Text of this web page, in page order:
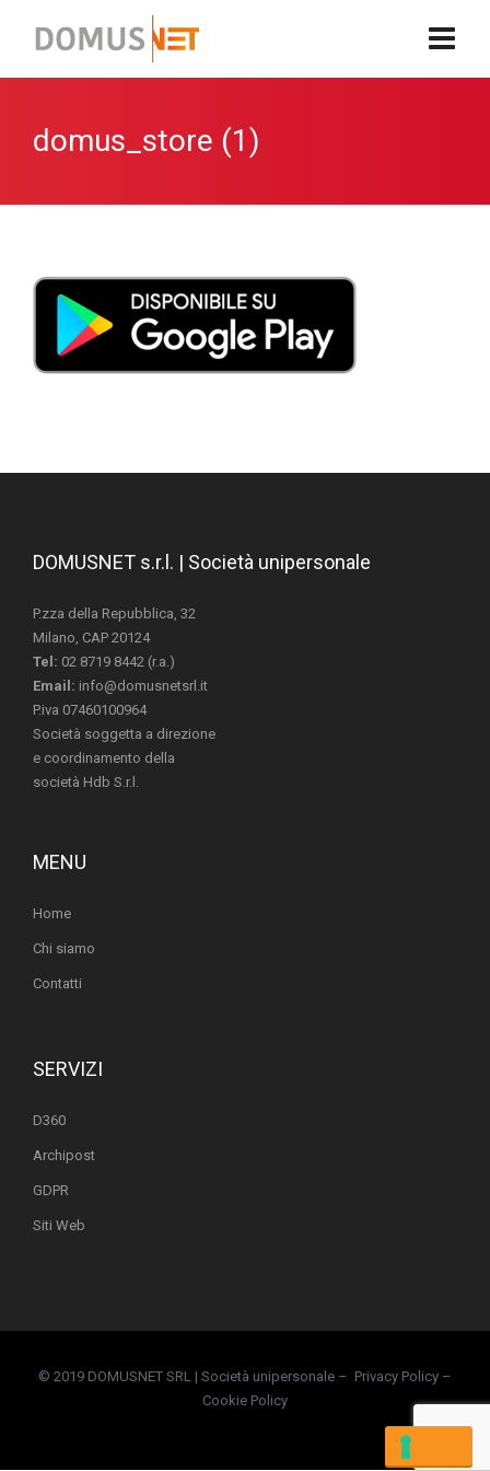
domus_store (1)
DOMUSNET s.r.l. | Società unipersonale
P.zza della Repubblica, 32
Milano, CAP 20124
Tel: 02 8719 8442 (r.a.)
Email: info@domusnetsrl.it
P.iva 07460100964
Società soggetta a direzione
e coordinamento della
società Hdb S.r.l.
MENU
Home
Chi siamo
Contatti
SERVIZI
D360
Archipost
GDPR
Siti Web
© 2019 DOMUSNET SRL | Società unipersonale – Privacy Policy –
Cookie Policy